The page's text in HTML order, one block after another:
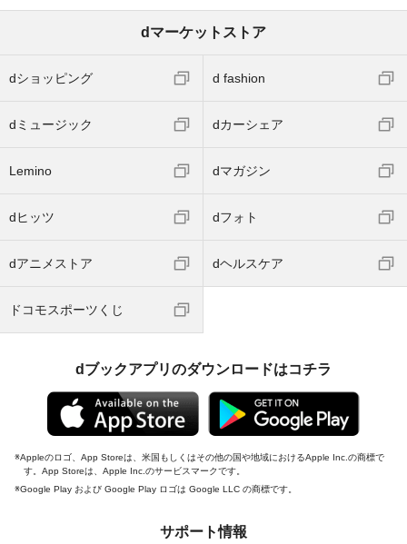
dマーケットストア
dショッピング d fashion
dミュージック dカーシェア
Lemino dマガジン
dヒッツ dフォト
dアニメストア dヘルスケア
ドコモスポーツくじ
dブックアプリのダウンロードはコチラ
Appleのロゴ、App Storeは、米国もしくはその他の国や地域におけるApple Inc.の商標で
す。App Storeは、Apple Inc.のサービスマークです。
Google Play および Google Play ロゴは Google LLC の商標です。
サポート情報